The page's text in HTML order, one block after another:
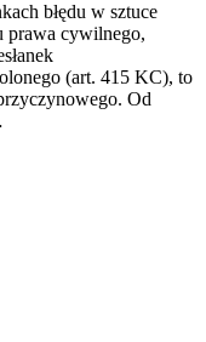
błędu w sztuce
prawa cywilnego,
(art. 415 KC), to
Od